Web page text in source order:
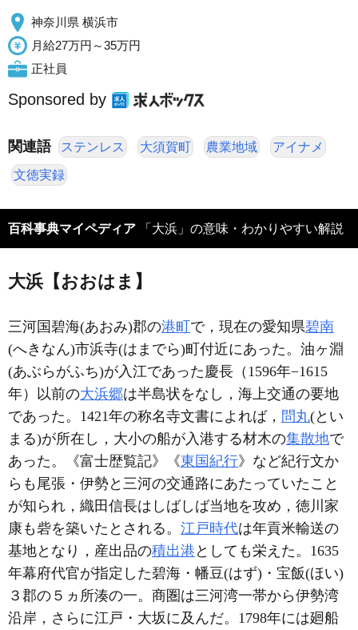
神奈川県 横浜市
月給27万円～35万円
正社員
Sponsored by
関連語 ステンレス 大須賀町 農業地域 アイナメ
文徳実録
百科事典マイペディア 「大浜」の意味・わかりやすい解説
大浜【おおはま】
三河国碧海(あおみ)郡の港町 で，現在の愛知県碧南
(へきなん)市浜寺(はまでら)町付近にあった。油ヶ淵
(あぶらがふち)が入江であった慶長（1596年−1615
年）以前の大浜郷は半島状をなし，海上交通の要地
であった。1421年の称名寺文書によれば， 問丸(とい
まる)が所在し，大小の船が入港する材木の集散地で
あった。《富士歴覧記》《東国紀行》など紀行文か
らも尾張・伊勢と三河の交通路にあたっていたこと
が知られ，織田信長はしばしば当地を攻め，徳川家
康も砦を築いたとされる。 江戸時代は年貢米輸送の
基地となり，産出品の積出港 としても栄えた。1635
年幕府代官が指定した碧海・幡豆(はず)・宝飯(ほい)
３郡の５ヵ所湊の一。商圏は三河湾一帯から伊勢湾
沿岸，さらに江戸・大坂に及んだ。1798年には廻船